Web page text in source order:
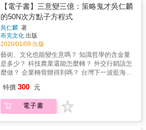
意文創」、「三意生活」等四個產業面涵蓋醫
療、高科技、美容、文創、知識產業、觀光旅
遊、運輸、影視、時尚、農業、傳產、地方創
生等等，來觀看台灣未來的產業機會，並在最
後延伸出N個未來產業轉型的可能性，更收錄日
本產業經驗做對照，教你如何打造出「創
意」、「公益」、「生意」三贏的局面，大賺
三億！ 【重量級聯合推薦】 江見佳之（日本東
亞無線電機公司CEO） 邱英明（中國信託銀行
副總經理） 林知延（華南銀行副董事長） 林揚
社群創辦人） 陳田文（群益金融集團創辦人）
溫肇東（東方廣告董事長、創河塾長、政治大
學教授） 賴文福（台北愛樂管弦樂團團長） 蘇
【電子書】三意變三億：策略鬼才吳仁麟
的50N次方點子方程式
吳仁麟 著
布克文化 出版
2020/01/09 出版
藝術、文化也能變生意嗎？ 知識哲學的含金量
是多少？ 科技農業還能怎麼轉？ 外交行銷該怎
麼做？ 企業轉骨辦得到嗎？ 台灣下一波藍海在
飛了嗎？ & 作者長期在產業界活躍，並在報章
媒體發表「點子農場」專欄，透過記者專業的
產業觀察、兩岸三地的第一線接觸及與名人面
特價 300 元
電子書